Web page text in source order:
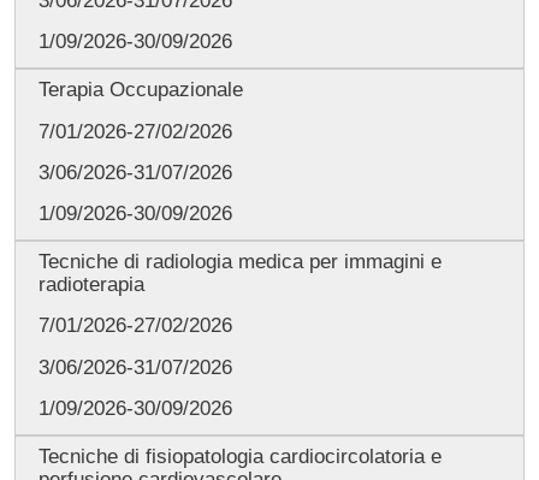
1/09/2026-30/09/2026
Terapia Occupazionale
7/01/2026-27/02/2026
3/06/2026-31/07/2026
1/09/2026-30/09/2026
Tecniche di radiologia medica per immagini e
radioterapia
7/01/2026-27/02/2026
3/06/2026-31/07/2026
1/09/2026-30/09/2026
Tecniche di fisiopatologia cardiocircolatoria e